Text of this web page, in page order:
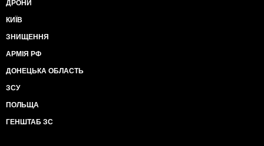
ДРОНИ
КИЇВ
ЗНИЩЕННЯ
АРМІЯ РФ
ДОНЕЦЬКА ОБЛАСТЬ
ЗСУ
ПОЛЬЩА
ГЕНШТАБ ЗС